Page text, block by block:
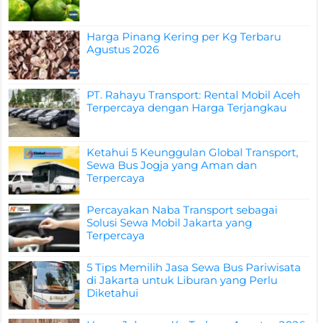
Harga Pinang Kering per Kg Terbaru
Agustus 2026
PT. Rahayu Transport: Rental Mobil Aceh
Terpercaya dengan Harga Terjangkau
Ketahui 5 Keunggulan Global Transport,
Sewa Bus Jogja yang Aman dan
Terpercaya
Percayakan Naba Transport sebagai
Solusi Sewa Mobil Jakarta yang
Terpercaya
5 Tips Memilih Jasa Sewa Bus Pariwisata
di Jakarta untuk Liburan yang Perlu
Diketahui